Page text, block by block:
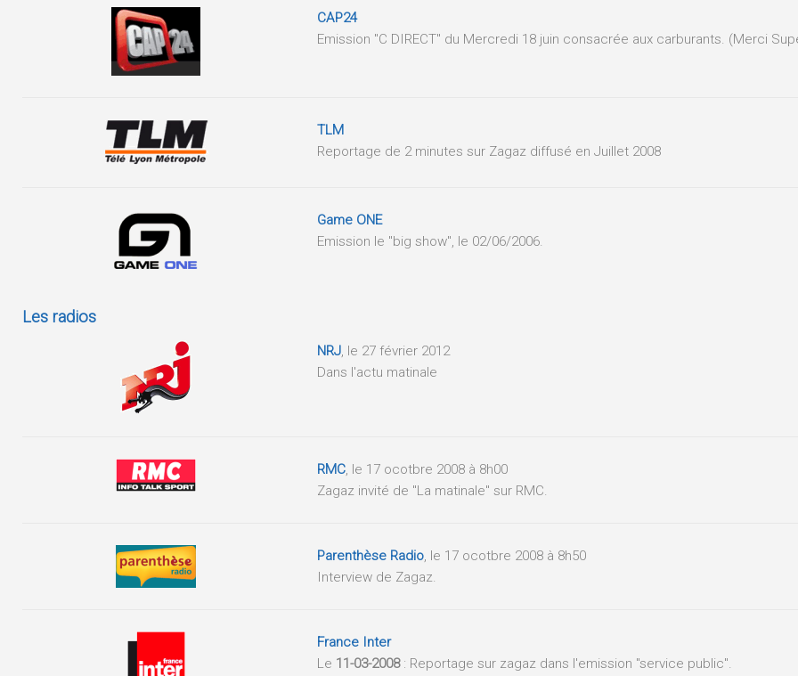
CAP24
Emission "C DIRECT" du Mercredi 18 juin consacrée aux carburants. (Merci
TLM
Reportage de 2 minutes sur Zagaz diffusé en Juillet 2008
Game ONE
Emission le "big show", le 02/06/2006.
Les radios
NRJ, le 27 février 2012
Dans l'actu matinale
RMC, le 17 ocotbre 2008 à 8h00
Zagaz invité de "La matinale" sur RMC.
Parenthèse Radio, le 17 ocotbre 2008 à 8h50
Interview de Zagaz.
France Inter
Le 11-03-2008: Reportage sur zagaz dans l'emission "service public".